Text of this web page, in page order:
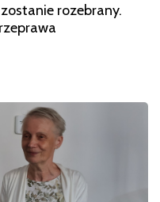
rozebrany.